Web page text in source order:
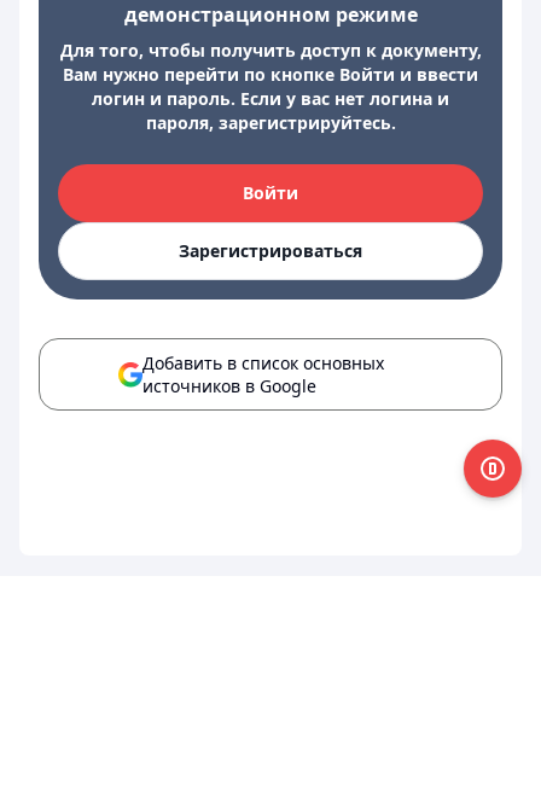
демонстрационном режиме
Для того, чтобы получить доступ к документу,
Вам нужно перейти по кнопке Войти и ввести
логин и пароль. Если у вас нет логина и
пароля, зарегистрируйтесь.
Войти
Зарегистрироваться
Добавить в список основных
источников в Google